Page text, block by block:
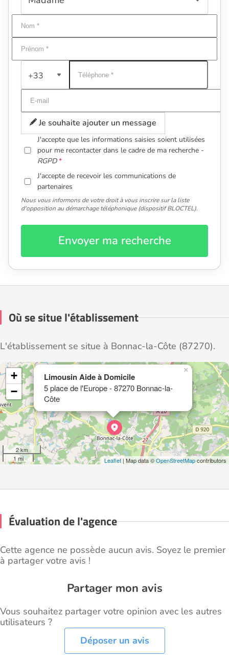
+33
Je souhaite ajouter un message
J'accepte que les informations saisies soient utilisées
pour me recontacter dans le cadre de ma recherche -
RGPD
J'accepte de recevoir les communications de
partenaires
Nous vous informons de votre droit à vous inscrire sur la liste
d'opposition au démarchage téléphonique (dispositif BLOCTEL).
Envoyer ma recherche
Où se situe l'établissement
L'établissement se situe à Bonnac-la-Côte (87270).
Limousin Aide à Domicile
5 place de l'Europe - 87270 Bonnac-la-
Côte
×
+
−
2 km
1 mi
Leaflet | Map data ©OpenStreetMapcontributors
Évaluation de l'agence
Cette agence ne possède aucun avis. Soyez le premier
à partager votre avis !
Partager mon avis
Vous souhaitez partager votre opinion avec les autres
utilisateurs ?
Déposer un avis